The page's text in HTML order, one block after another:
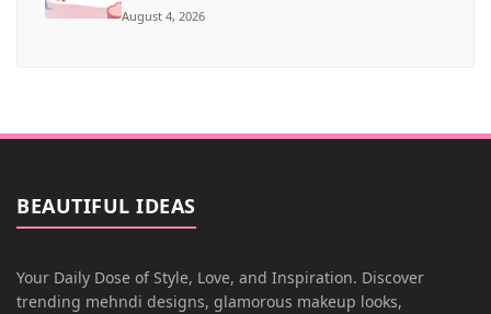
August 4, 2026
BEAUTIFUL IDEAS
Your Daily Dose of Style, Love, and Inspiration. Discover
trending mehndi designs, glamorous makeup looks,